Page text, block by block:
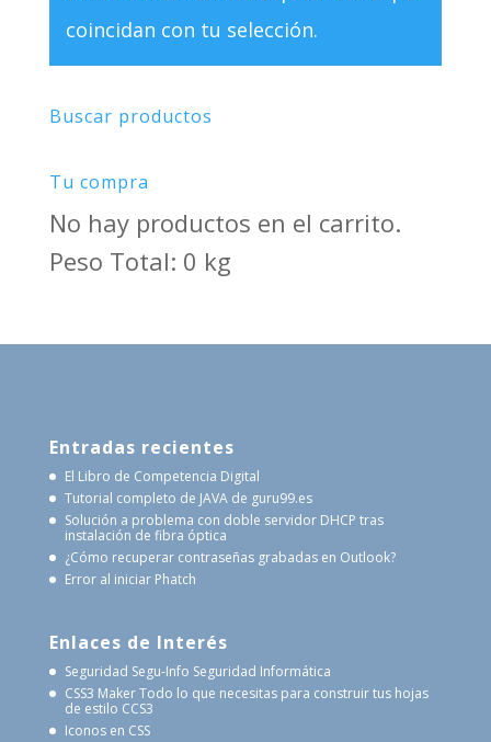
coincidan con tu selección.
Buscar productos
Tu compra
No hay productos en el carrito.
Peso Total: 0 kg
Entradas recientes
El Libro de Competencia Digital
Tutorial completo de JAVA de guru99.es
Solución a problema con doble servidor DHCP tras
instalación de fibra óptica
¿Cómo recuperar contraseñas grabadas en Outlook?
Error al iniciar Phatch
Enlaces de Interés
Seguridad Segu-Info Seguridad Informática
CSS3 MakerTodo lo que necesitas para construir tus hojas
de estilo CCS3
Iconos en CSS